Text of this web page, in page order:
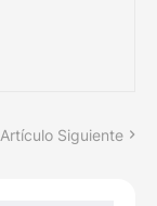
Artículo Siguiente